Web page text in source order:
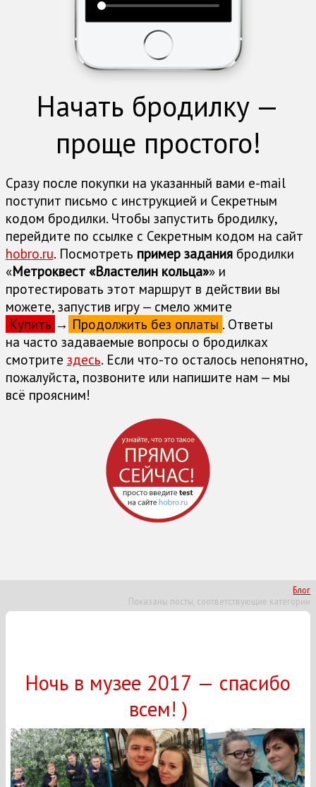
Начать бродилку —
проще простого!
Сразу после покупки на указанный вами e-mail
поступит письмо с инструкцией и Cекретным
кодом бродилки. Чтобы запустить бродилку,
перейдите по ссылке с Секретным кодом на сайт
hobro.ru. Посмотреть пример заданиябродилки
«Метроквест «Властелин кольца»» и
протестировать этот маршрут в действии вы
можете, запустив игру — смело жмите
Купить → Продолжить без оплаты . Ответы
на часто задаваемые вопросы о бродилках
cмотрите здесь. Если что-то осталось непонятно,
пожалуйста, позвоните или напишите нам — мы
всё проясним!
Блог
Показаны посты, соответствующие категории
Ночь в музее 2017 — спасибо
всем! )